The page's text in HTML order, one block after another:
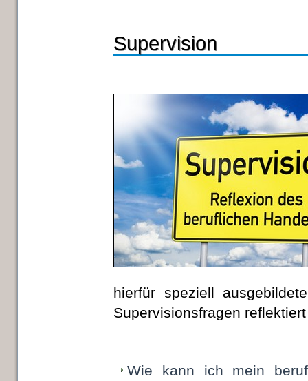
Supervision
hierfür speziell
Supervisionsfragen
Wie kann ich mein